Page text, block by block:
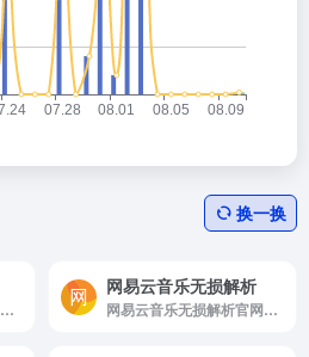
换一换
海螺倾听官网，欢迎你 - 海螺倾听，提供高品质音乐MP3的个性化推荐，发布，P2P下载服务，以及线下音乐活动等互动内容
网易云音乐无损解析
网易云音乐无损解析官网，网易云无损解析，提供简单方便的无损解析下载服务。